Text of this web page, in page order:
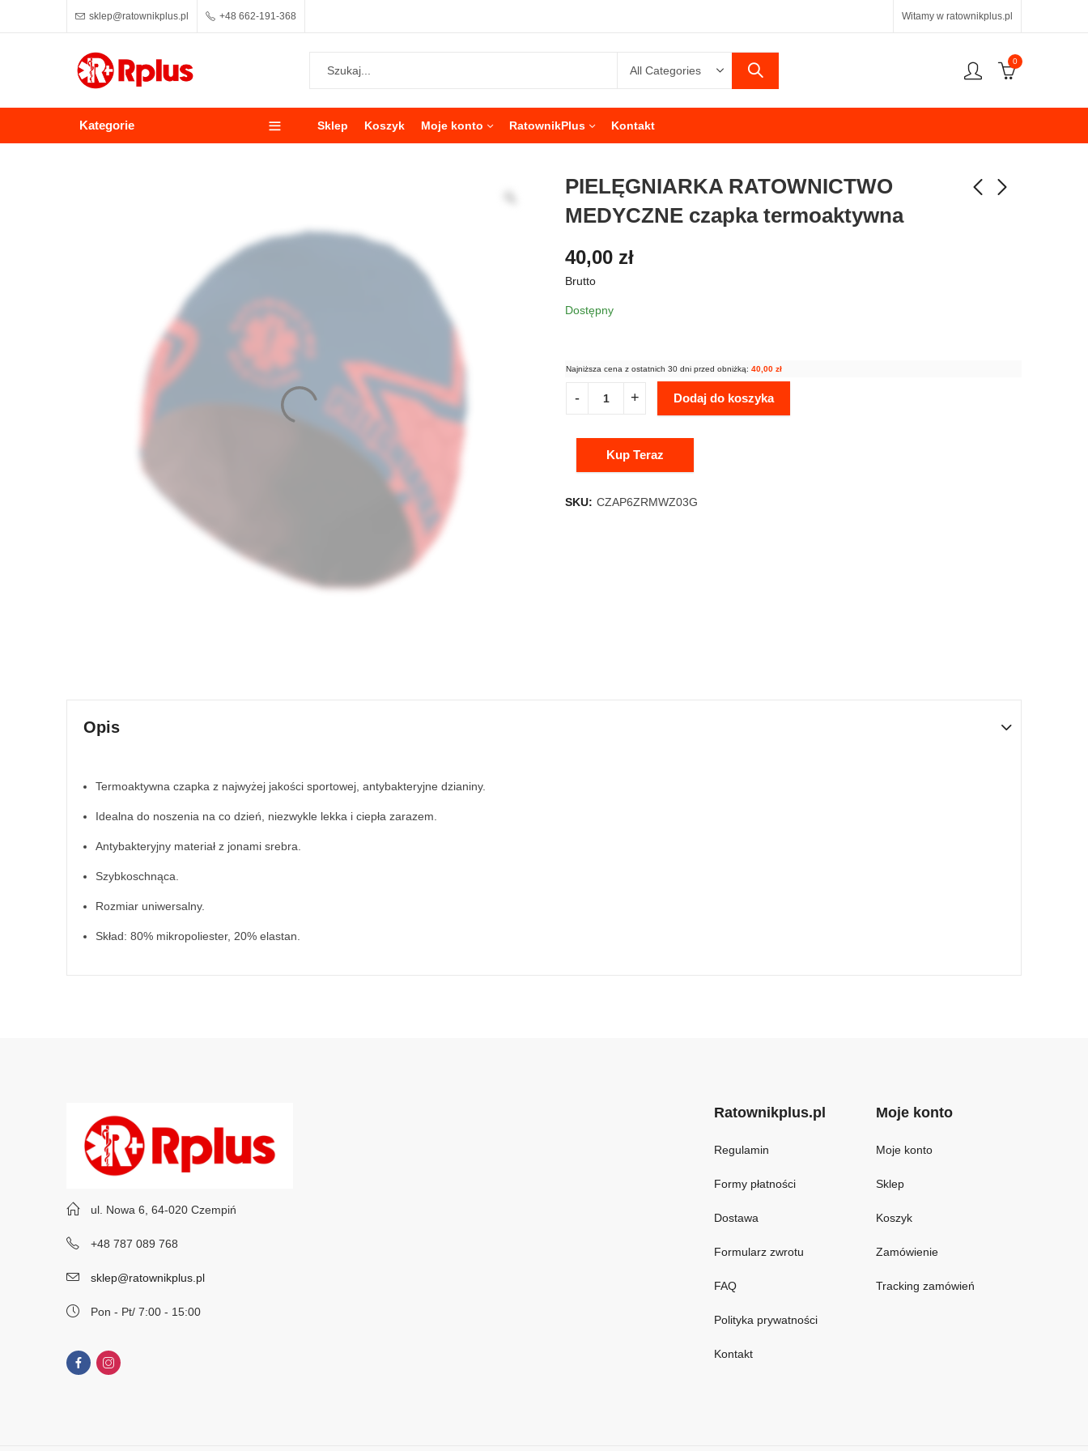
sklep@ratownikplus.pl +48 662-191-368 Witamy w ratownikplus.pl
0
Kategorie Sklep Koszyk Moje konto RatownikPlus Kontakt
PIELĘGNIARKA RATOWNICTWO
MEDYCZNE czapka termoaktywna
40,00 zł
Brutto
Dostępny
Najniższa cena z ostatnich 30 dni przed obniżką: 40,00 zł
Dodaj do koszyka
Kup Teraz
SKU: CZAP6ZRMWZ03G
Opis
Termoaktywna czapka z najwyżej jakości sportowej, antybakteryjne dzianiny.
Idealna do noszenia na co dzień, niezwykle lekka i ciepła zarazem.
Antybakteryjny materiał z jonami srebra.
Szybkoschnąca.
Rozmiar uniwersalny.
Skład: 80% mikropoliester, 20% elastan.
ul. Nowa 6, 64-020 Czempiń
+48 787 089 768
sklep@ratownikplus.pl
Pon - Pt/ 7:00 - 15:00
Ratownikplus.pl
Regulamin
Formy płatności
Dostawa
Formularz zwrotu
FAQ
Polityka prywatności
Kontakt
Moje konto
Moje konto
Sklep
Koszyk
Zamówienie
Tracking zamówień